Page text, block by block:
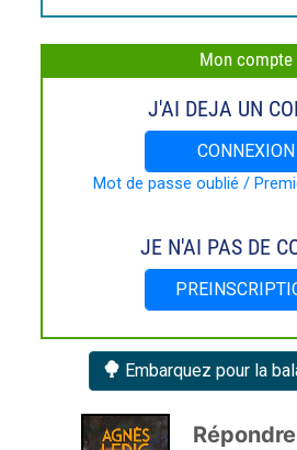
Embarquez pour la
Mon compte
J'AI DEJA UN
CONNEXION
Mot de passe oublié /
JE N'AI PAS DE